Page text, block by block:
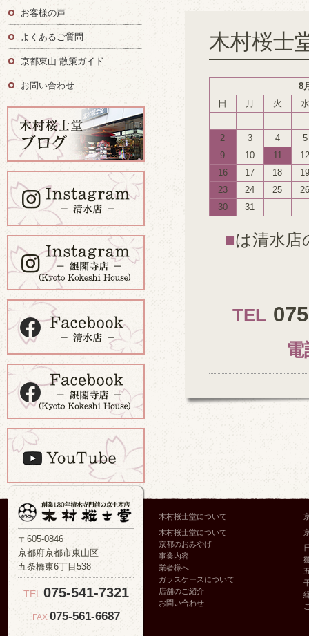
木村桜士
8
日
月 火 水
2 3 4
5
9
10 11
12
16
17 18
19
23
24 25
26
30
31
■は清水店
TEL
電
お客様の声
よくあるご質問
京都東山 散策ガイド
お問い合わせ
〒605-0846
京都府京都市東山区
五条橋東6丁目538
TEL 075-541-7321
FAX 075-561-6687
木村桜士堂について
木村桜士堂について
京都のおみやげ
事業内容
業者様へ
ガラスケースについて
店舗のご紹介
お問い合わせ